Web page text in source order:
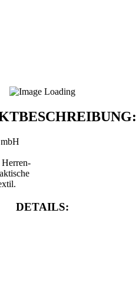
DETAILS: